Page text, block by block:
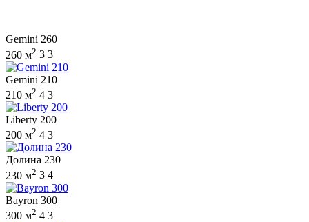
Gemini 260
260 м2 3 3
Gemini 210
210 м2 4 3
Liberty 200
200 м2 4 3
Долина 230
230 м2 3 4
Bayron 300
300 м2 4 3